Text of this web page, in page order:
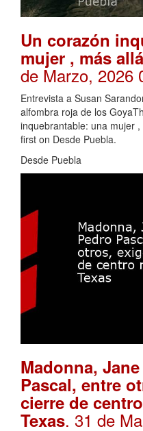
Un corazón
mujer , más
de Marzo, 2026
Entrevista a Susan
alfombra roja de los
inquebrantable: una mujer
first on Desde Puebla.
Desde Puebla
Madonna,
Pascal, entre
cierre de
Texas. 31 de